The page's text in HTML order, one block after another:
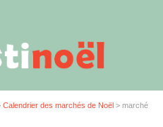
Calendrier des marchés de Noël> marché